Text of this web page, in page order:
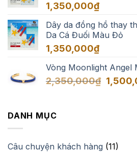
1,350,000₫
Dây da đồng hồ thay
Da Cá Đuối Màu Đỏ
1,350,000₫
Vòng Moonlight Angel
2,350,000₫ Giá
DANH MỤC
Câu chuyện khách hàng (11)